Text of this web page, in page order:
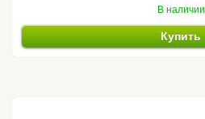
В наличии
Купить